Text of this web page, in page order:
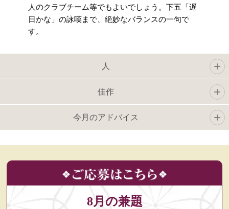
人のクラブチーム等でもよいでしょう。下五「遅
日かな」の詠嘆まで、絶妙なバランスの一句で
す。
人
佳作
今月のアドバイス
8月の兼題